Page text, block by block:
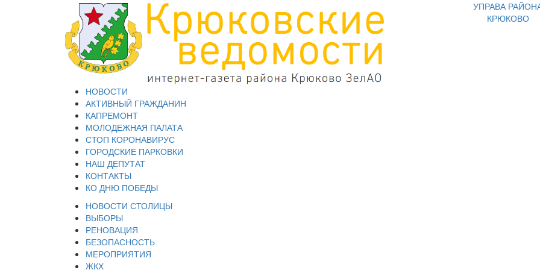
УПРАВА
КРЮКОВО
НОВОСТИ
АКТИВНЫЙ ГРАЖДАНИН
КАПРЕМОНТ
МОЛОДЕЖНАЯ ПАЛАТА
СТОП КОРОНАВИРУС
ГОРОДСКИЕ ПАРКОВКИ
НАШ ДЕПУТАТ
КОНТАКТЫ
КО ДНЮ ПОБЕДЫ
НОВОСТИ СТОЛИЦЫ
ВЫБОРЫ
РЕНОВАЦИЯ
БЕЗОПАСНОСТЬ
МЕРОПРИЯТИЯ
ЖКХ